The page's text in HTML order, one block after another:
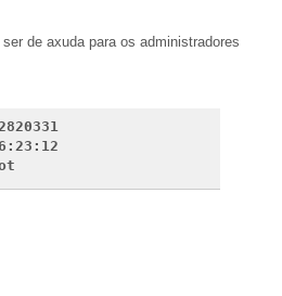
de axuda para os administradores